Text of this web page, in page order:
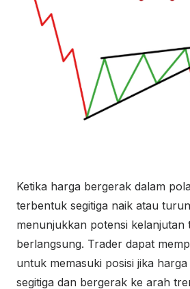
Ketika harga bergerak dalam
terbentuk segitiga naik atau
menunjukkan potensi kelanjutan
berlangsung. Trader dapat
untuk memasuki posisi jika
segitiga dan bergerak ke arah